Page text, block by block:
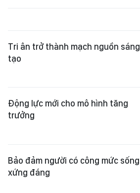
Tri ân trở thành mạch nguồn sáng
tạo
Động lực mới cho mô hình tăng
trưởng
Bảo đảm người có công mức sống
xứng đáng